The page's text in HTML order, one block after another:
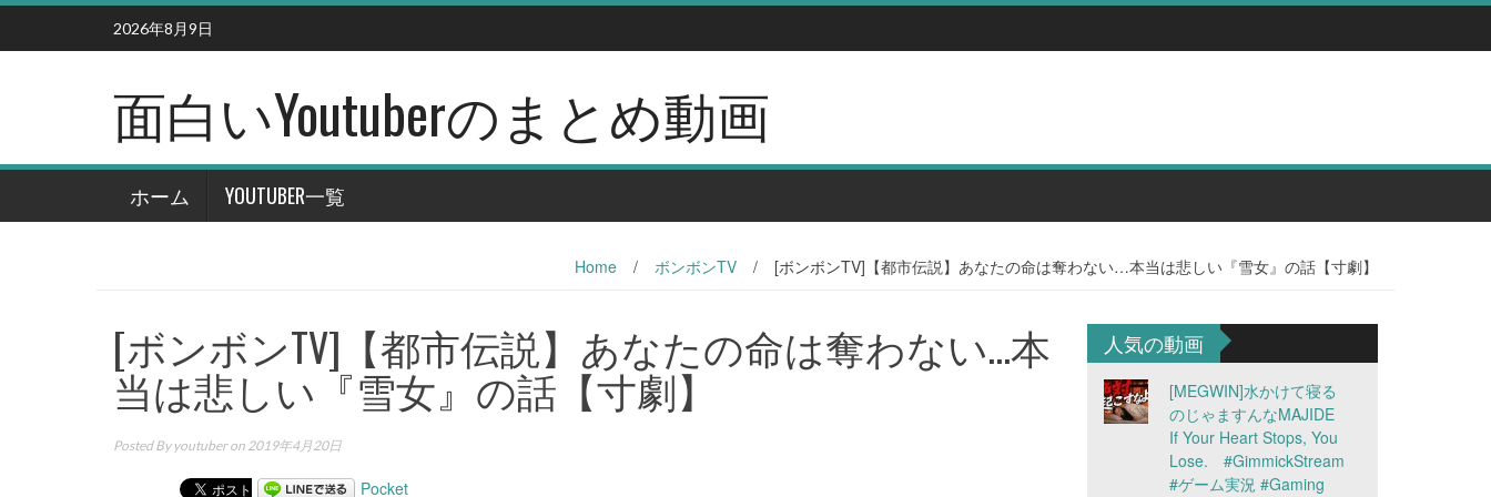
Skip
content
2026年8月9日
面白いYoutuberのまとめ動画
ホーム YOUTUBER一覧
Home / ボンボンTV / [ボンボンTV]【都市伝説】あなたの命は奪わない…本当は悲しい『雪女』の話【寸劇】
[ボンボンTV]【都市伝説】あなたの命は奪わない…本
当は悲しい『雪女』の話【寸劇】
Posted By youtuberon 2019年4月20日
Pocket
人気の動画
[MEGWIN]水かけて寝る
のじゃますんなMAJIDE
If Your Heart Stops, You
Lose. #GimmickStream
#ゲーム実況 #Gaming